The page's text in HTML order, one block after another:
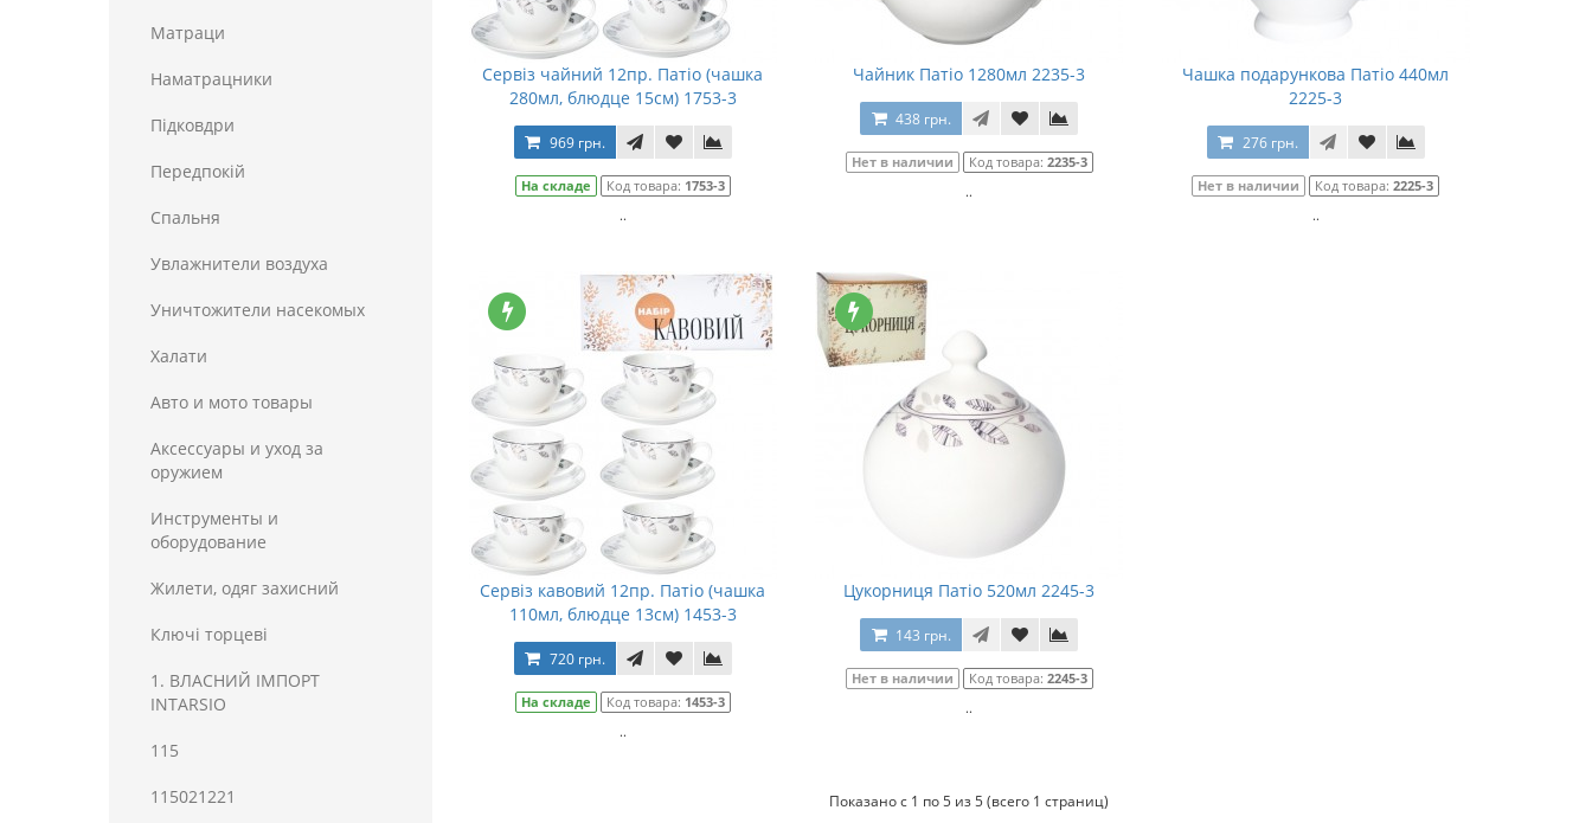
Матраци
Наматрацники
Пiдковдри
Передпокій
Спальня
Увлажнители воздуха
Уничтожители насекомых
Халати
Авто и мото товары
Аксессуары и уход за
оружием
Инструменты и
оборудование
Жилети, одяг захисний
Ключі торцеві
1. ВЛАСНИЙ ІМПОРТ
INTARSIO
115
115021221
Сервіз чайний 12пр. Патіо (чашка
280мл, блюдце 15см) 1753-3
969 грн.
На складе Код товара: 1753-3
..
Чайник Патіо 1280мл 2235-3
438 грн.
Нет в наличии Код товара: 2235-3
..
Чашка подарункова Патіо 440мл
2225-3
276 грн.
Нет в наличии Код товара:2225-3
..
Сервіз кавовий 12пр. Патіо (чашка
110мл, блюдце 13см) 1453-3
720 грн.
На складе Код товара: 1453-3
..
Цукорниця Патіо 520мл 2245-3
143 грн.
Нет в наличии Код товара: 2245-3
..
Показано с 1 по 5 из 5 (всего 1 страниц)